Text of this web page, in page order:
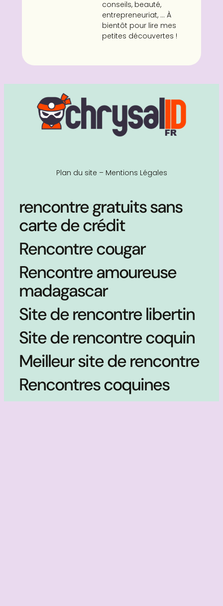
conseils, beauté,
entrepreneuriat, ... À
bientôt pour lire mes
petites découvertes !
Plan du site – Mentions Légales
rencontre gratuits sans
carte de crédit
Rencontre cougar
Rencontre amoureuse
madagascar
Site de rencontre libertin
Site de rencontre coquin
Meilleur site de rencontre
Rencontres coquines